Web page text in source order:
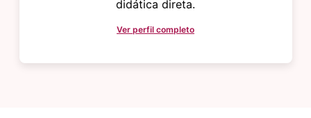
didática direta.
Ver perfil completo